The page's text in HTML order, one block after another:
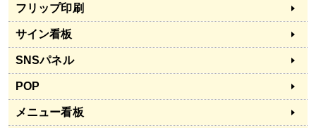
フリップ印刷
サイン看板
SNSパネル
POP
メニュー看板